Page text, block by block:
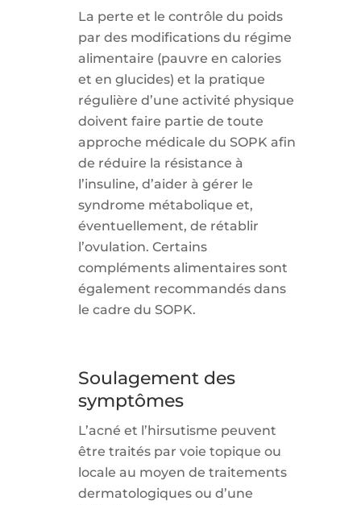
La perte et le contrôle du poids
par des modifications du régime
alimentaire (pauvre en calories
et en glucides) et la pratique
régulière d’une activité physique
doivent faire partie de toute
approche médicale du SOPK afin
de réduire la résistance à
l’insuline, d’aider à gérer le
syndrome métabolique et,
éventuellement, de rétablir
l’ovulation. Certains
compléments alimentaires sont
également recommandés dans
le cadre du SOPK.
Soulagement des
symptômes
L’acné et l’hirsutisme peuvent
être traités par voie topique ou
locale au moyen de traitements
dermatologiques ou d’une